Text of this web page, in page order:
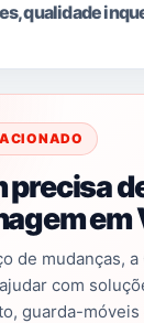
qualidade i
precisa
em
de mudanças, a
com
guarda-